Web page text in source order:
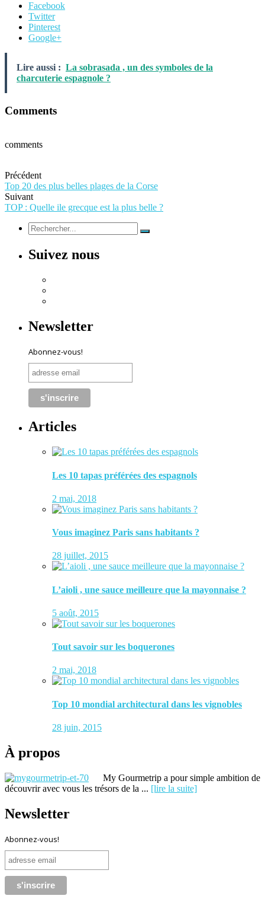
Facebook
Twitter
Pinterest
Google+
Lire aussi : La sobrasada , un des symboles de la
charcuterie espagnole ?
Comments
comments
Précédent
Top 20 des plus belles plages de la Corse
Suivant
TOP : Quelle ile grecque est la plus belle ?
Suivez nous
Newsletter
Abonnez-vous!
Articles
Les 10 tapas préférées des espagnols
2 mai, 2018
Vous imaginez Paris sans habitants ?
28 juillet, 2015
L’aioli , une sauce meilleure que la mayonnaise ?
5 août, 2015
Tout savoir sur les boquerones
2 mai, 2018
Top 10 mondial architectural dans les vignobles
28 juin, 2015
À propos
My Gourmetrip a pour simple ambition de
découvrir avec vous les trésors de la ... [lire la suite]
Newsletter
Abonnez-vous!